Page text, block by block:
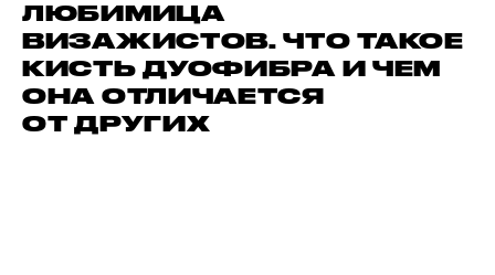
ЛЮБИМИЦА
ВИЗАЖИСТОВ. ЧТО ТАКОЕ
КИСТЬ ДУОФИБРА И ЧЕМ
ОНА ОТЛИЧАЕТСЯ
ОТ ДРУГИХ